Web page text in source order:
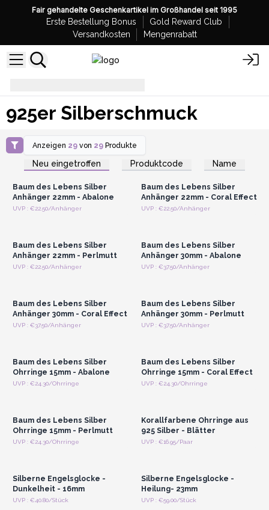
Fair gehandelte Geschenkartikel im Großhandel seit 1995
Erste Bestellung Bonus
Gold Reward Club
Versandkosten
Mengenrabatt
925er Silberschmuck
Anzeigen 29 von 29 Produkte
Neu eingetroffen Produktcode Name
Anmelden oder
Registrieren für
Großhandelspreise
Baum des Lebens Silber
Anhänger 22mm - Abalone
UVP : €22.50/Anhänger
Registrieren für
Großhandelspreise
Baum des Lebens Silber
Anhänger 22mm - Coral Effect
UVP : €22.50/Anhänger
Anmelden oder
Baum des Lebens Silber
Anhänger 22mm - Perlmutt
UVP : €22.50/Anhänger
Anmelden oder
Baum des Lebens Silber
Anhänger 30mm - Abalone
UVP : €37.50/Anhänger
Anmelden oder
Baum des Lebens Silber
Anhänger 30mm - Coral Effect
UVP : €37.50/Anhänger
Anmelden oder
Baum des Lebens Silber
Anhänger 30mm - Perlmutt
UVP : €37.50/Anhänger
Anmelden oder
Baum des Lebens Silber
Ohrringe 15mm - Abalone
UVP : €24.30/Ohrringe
Anmelden oder
Baum des Lebens Silber
Ohrringe 15mm - Coral Effect
UVP : €24.30/Ohrringe
Anmelden oder
Baum des Lebens Silber
Ohrringe 15mm - Perlmutt
UVP : €24.30/Ohrringe
Anmelden oder
Korallfarbene Ohrringe aus
925 Silber - Blätter
UVP : €16.95/Paar
Anmelden oder
Silberne Engelsglocke -
Dunkelheit - 16mm
UVP : €40.80/Stück
Anmelden oder
Silberne Engelsglocke -
Heilung- 23mm
UVP : €59.00/Stück
Anmelden oder
Anmelden oder